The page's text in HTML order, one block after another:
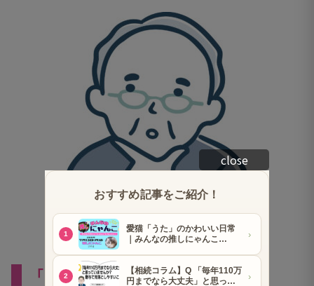
「まだ大丈夫」と思える時期こそ
close